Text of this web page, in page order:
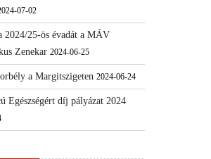
07-02
2024/25-ös évadát a MÁV
Zenekar 2024-06-25
a Margitszigeten 2024-06-24
Egészségért díj pályázat 2024